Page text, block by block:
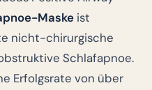
Maske ist
nicht-chirurgische
Schlafapnoe.
Erfolgsrate von über